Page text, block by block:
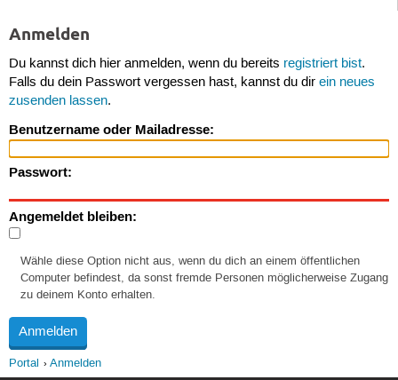
Anmelden
Du kannst dich hier anmelden, wenn du bereits registriert bist.
Falls du dein Passwort vergessen hast, kannst du dir ein neues
zusenden lassen.
Benutzername oder Mailadresse:
Passwort:
Angemeldet bleiben:
Wähle diese Option nicht aus, wenn du dich an einem öffentlichen
Computer befindest, da sonst fremde Personen möglicherweise Zugang
zu deinem Konto erhalten.
Portal Anmelden